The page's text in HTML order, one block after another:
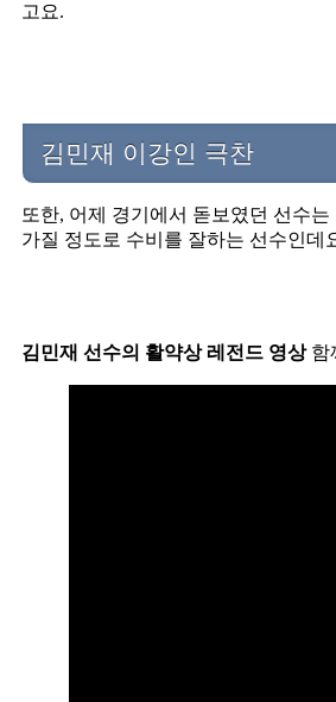
고요.
김민재 이강인 극찬
또한, 어제 경기에서 돋보였던 선수
가질 정도로 수비를 잘하는 선수인데
김민재 선수의 활약상 레전드 영상함